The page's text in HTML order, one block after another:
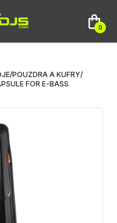
0
/POUZDRA A KUFRY/
FOR E-BASS